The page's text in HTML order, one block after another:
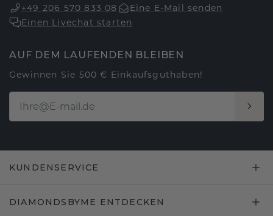
+49 206 570 833 08
Eine E-Mail senden
Einen Livechat starten
AUF DEM LAUFENDEN BLEIBEN
Gewinnen Sie 500 € Einkaufsguthaben!
KUNDENSERVICE
DIAMONDSBYME ENTDECKEN